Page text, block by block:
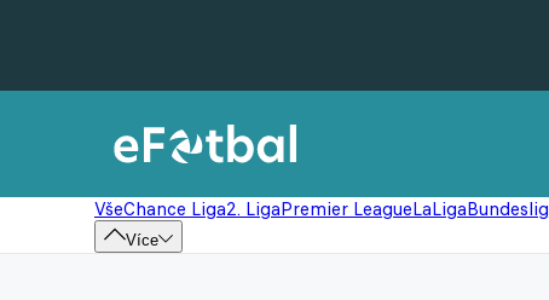
VšeChance Liga2. LigaPremier LeagueLaLiga
Více